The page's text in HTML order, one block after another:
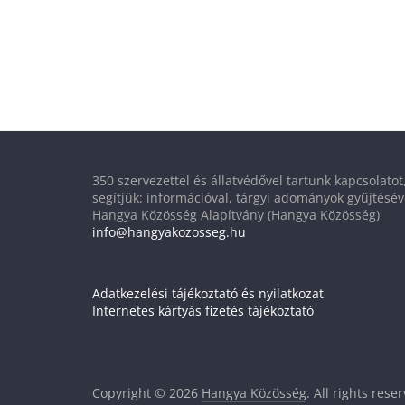
350 szervezettel és állatvédővel tartunk
segítjük: információval, tárgyi adományok
Hangya Közösség Alapítvány (Hangya Közösség)
info@hangyakozosseg.hu
Adatkezelési tájékoztató és nyilatkozat
Internetes kártyás fizetés tájékoztató
Copyright © 2026 Hangya Közösség. All rights